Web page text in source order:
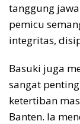
tanggung
pemicu
integritas,
Basuki juga
sangat
ketertiban
Banten. Ia